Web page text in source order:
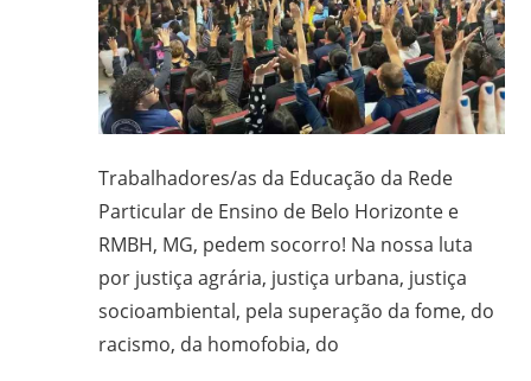
Trabalhadores/as da Educação da Rede
Particular de Ensino de Belo Horizonte e
RMBH, MG, pedem socorro! Na nossa luta
por justiça agrária, justiça urbana, justiça
socioambiental, pela superação da fome, do
racismo, da homofobia, do